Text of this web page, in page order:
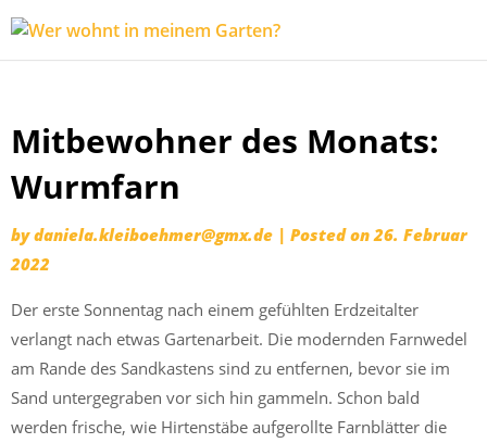
wohnt
meinem
Garten?
vor der
to
Mitbewohner des Monats:
Wurmfarn
bydaniela.kleiboehmer@gmx.de | Posted on 26. Februar
2022
Der erste Sonnentag nach einem gefühlten Erdzeitalter
verlangt nach etwas Gartenarbeit. Die modernden Farnwedel
am Rande des Sandkastens sind zu entfernen, bevor sie im
Sand untergegraben vor sich hin gammeln. Schon bald
werden frische, wie Hirtenstäbe aufgerollte Farnblätter die